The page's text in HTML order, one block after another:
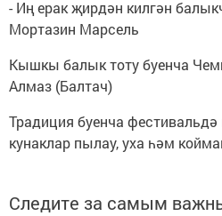
- Иң ерак җирдән килгән
Мортазин Марсель
Кышкы балык тоту буенча
Алмаз (Балтач)
Традиция буенча
кунаклар пылау, уха һәм
Следите за самым